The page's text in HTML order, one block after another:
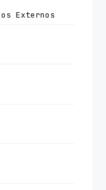
Externos